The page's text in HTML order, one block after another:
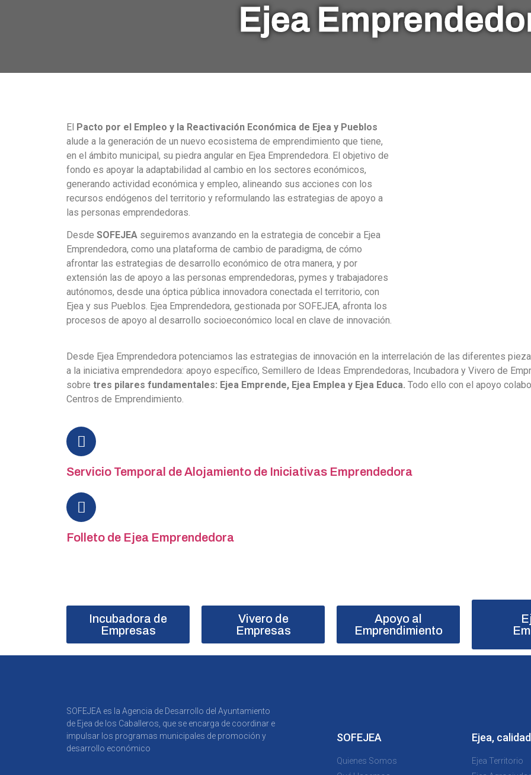
Ejea
El Pacto por el Empleo y la Reactivación Económica de Ejea y Pueblos
alude a la generación de un nuevo ecosistema de emprendimiento que tiene,
en el ámbito municipal, su piedra angular en Ejea Emprendedora. El objetivo de
fondo es apoyar la adaptabilidad al cambio en los sectores económicos,
generando actividad económica y empleo, alineando sus acciones con los
recursos endógenos del territorio y reformulando las estrategias de apoyo a
las personas emprendedoras.
Desde SOFEJEA seguiremos avanzando en la estrategia de concebir a Ejea
Emprendedora, como una plataforma de cambio de paradigma, de cómo
afrontar las estrategias de desarrollo económico de otra manera, y por
extensión las de apoyo a las personas emprendedoras, pymes y trabajadores
autónomos, desde una óptica pública innovadora conectada el territorio, con
Ejea y sus Pueblos. Ejea Emprendedora, gestionada por SOFEJEA, afronta los
procesos de apoyo al desarrollo socioeconómico local en clave de innovación.
Desde Ejea Emprendedora potenciamos las estrategias de innovación en la interrelación de las diferentes
a la iniciativa emprendedora: apoyo específico, Semillero de Ideas Emprendedoras, Incubadora y Vivero de
sobre tres pilares fundamentales: Ejea Emprende, Ejea Emplea y Ejea Educa. Todo ello con el apoyo
Centros de Emprendimiento.
Servicio Temporal de Alojamiento de Iniciativas Emprendedora
Folleto de Ejea Emprendedora
Incubadora de
Empresas
Vivero de
Empresas
Apoyo al
Emprendimiento
SOFEJEA es la Agencia de Desarrollo del Ayuntamiento
de Ejea de los Caballeros, que se encarga de coordinar e
impulsar los programas municipales de promoción y
desarrollo económico
SOFEJEA
Quienes Somos
Ejea,
Ejea Territorio